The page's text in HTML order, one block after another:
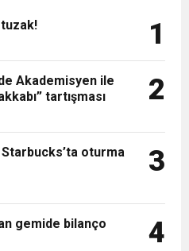
çıkan zihinsel engelli Şirin
Gözyaşlarına...
1
Akademisyen ile
tartışması
2
oturma
3
gemide bilanço
4